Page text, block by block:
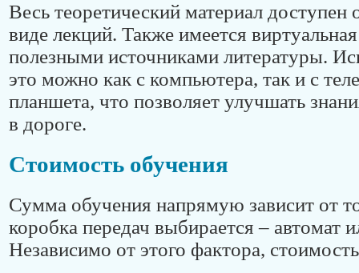
Весь теоретический материал доступен
виде лекций. Также имеется
полезными источниками литературы.
это можно как с компьютера, так и с
планшета, что позволяет улучшать
в дороге.
Стоимость обучения
Сумма обучения напрямую зависит от
коробка передач выбирается – автомат
Независимо от этого фактора,